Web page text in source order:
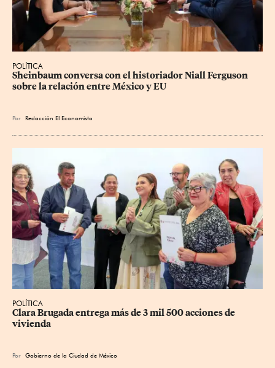
POLÍTICA
Sheinbaum conversa con el historiador Niall Ferguson
sobre la relación entre México y EU
Por Redacción El Economista
POLÍTICA
Clara Brugada entrega más de 3 mil 500 acciones de
vivienda
Por Gobierno de la Ciudad de México